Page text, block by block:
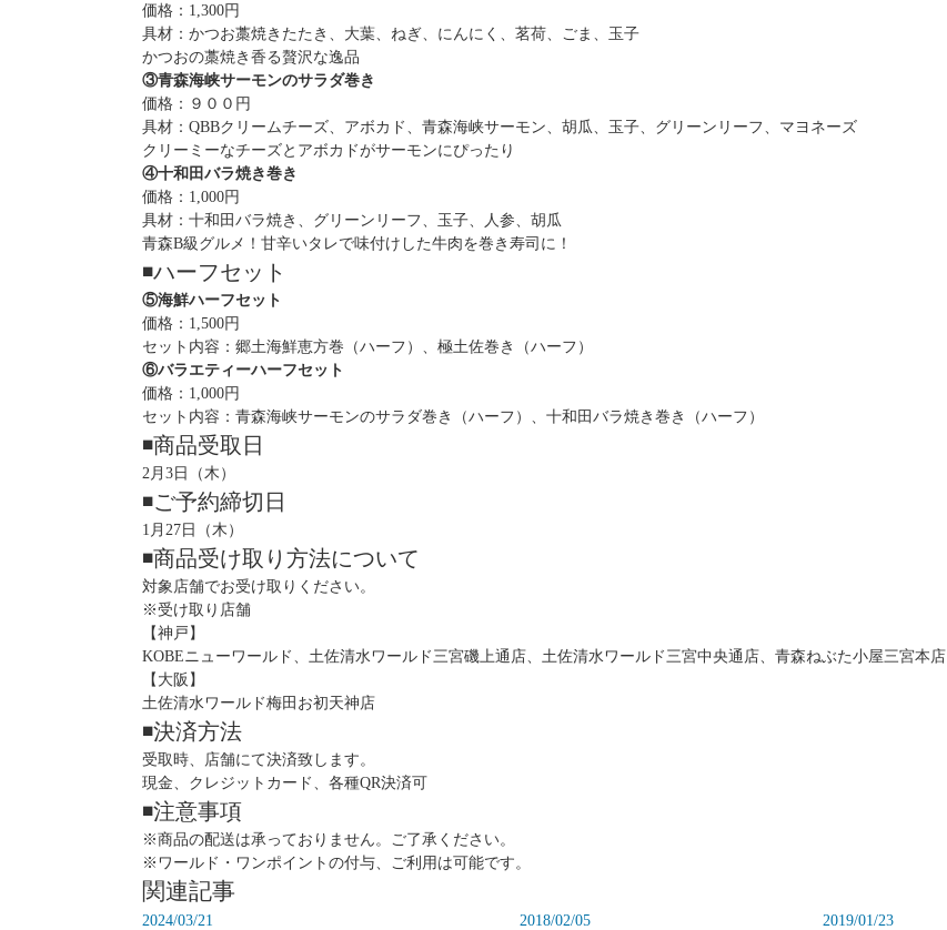
価格：1,300円
具材：かつお藁焼きたたき、大葉、ねぎ、にんにく、茗荷、ごま、玉子
かつおの藁焼き香る贅沢な逸品
③青森海峡サーモンのサラダ巻き
価格：９００円
具材：QBBクリームチーズ、アボカド、青森海峡サーモン、胡瓜、玉子、グリーンリーフ、マヨネーズ
クリーミーなチーズとアボカドがサーモンにぴったり
④十和田バラ焼き巻き
価格：1,000円
具材：十和田バラ焼き、グリーンリーフ、玉子、人参、胡瓜
青森B級グルメ！甘辛いタレで味付けした牛肉を巻き寿司に！
◾️ハーフセット
⑤海鮮ハーフセット
価格：1,500円
セット内容：郷土海鮮恵方巻（ハーフ）、極土佐巻き（ハーフ）
⑥バラエティーハーフセット
価格：1,000円
セット内容：青森海峡サーモンのサラダ巻き（ハーフ）、十和田バラ焼き巻き（ハーフ）
◾️商品受取日
2月3日（木）
◾️ご予約締切日
1月27日（木）
◾️商品受け取り方法について
対象店舗でお受け取りください。
※受け取り店舗
【神戸】
KOBEニューワールド、土佐清水ワールド三宮磯上通店、土佐清水ワールド三宮中央通店、青森ねぶた小屋三宮本店
【大阪】
土佐清水ワールド梅田お初天神店
◾️決済方法
受取時、店舗にて決済致します。
現金、クレジットカード、各種QR決済可
◾️注意事項
※商品の配送は承っておりません。ご了承ください。
※ワールド・ワンポイントの付与、ご利用は可能です。
関連記事
2024/03/21
2018/02/05
2019/01/23